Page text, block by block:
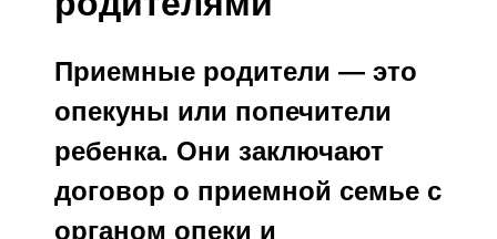
Приемные родители — это
опекуны или попечители
ребенка. Они заключают
договор о приемной семье с
органом опеки и